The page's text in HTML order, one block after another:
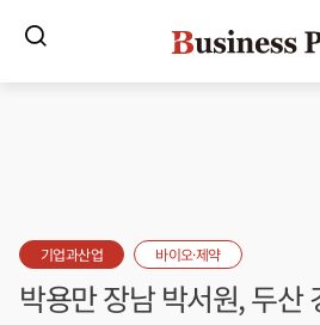
기업과산업 바이오·제약
박용만 장남 박서원, 두산